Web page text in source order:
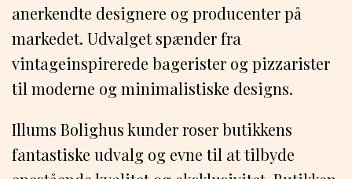
anerkendte designere og producenter på
markedet. Udvalget spænder fra
vintageinspirerede bagerister og pizzarister
til moderne og minimalistiske designs.
Illums Bolighus kunder roser butikkens
fantastiske udvalg og evne til at tilbyde